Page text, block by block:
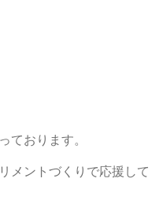
ております。
メントづくりで応援して